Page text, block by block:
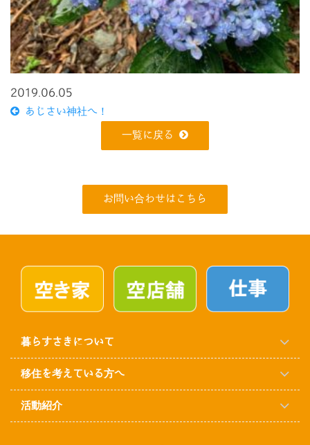
2019.06.05
あじさい神社へ！
一覧に戻る
お問い合わせはこちら
暮らすさきについて
移住を考えている方へ
活動紹介